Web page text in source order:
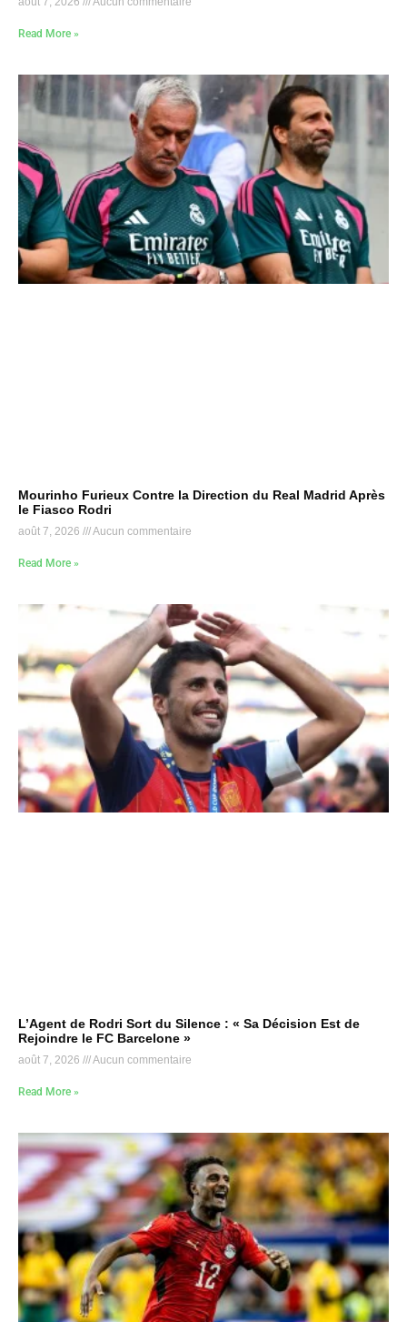
Read More »
Mourinho Furieux Contre la Direction du Real Madrid Après
le Fiasco Rodri
août 7, 2026 Aucun commentaire
Read More »
L’Agent de Rodri Sort du Silence : « Sa Décision Est de
Rejoindre le FC Barcelone »
août 7, 2026 Aucun commentaire
Read More »